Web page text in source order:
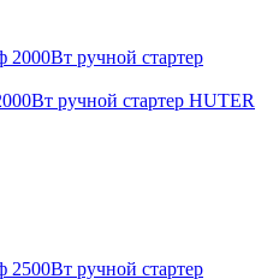
ручной стартер HUTER